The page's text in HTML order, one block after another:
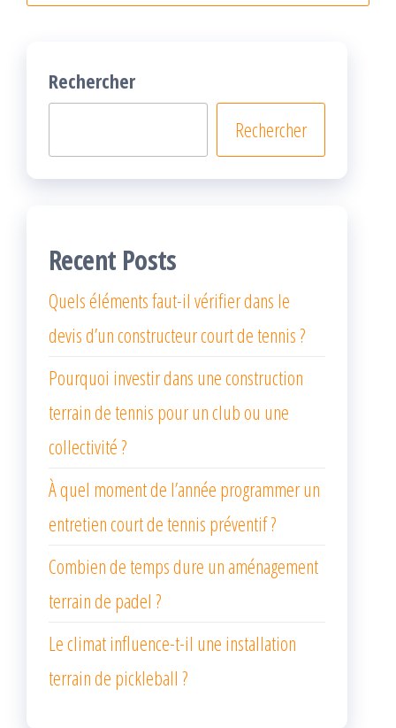
Rechercher
Rechercher
Recent Posts
Quels éléments faut-il vérifier dans le
devis d’un constructeur court de tennis ?
Pourquoi investir dans une construction
terrain de tennis pour un club ou une
collectivité ?
À quel moment de l’année programmer un
entretien court de tennis préventif ?
Combien de temps dure un aménagement
terrain de padel ?
Le climat influence-t-il une installation
terrain de pickleball ?